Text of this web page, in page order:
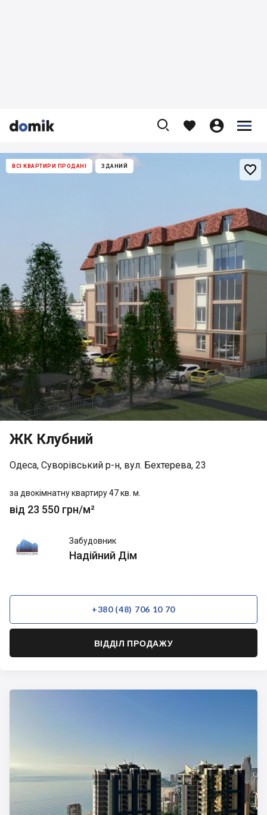


    


ВСІ КВАРТИРИ ПРОДАНІ ЗДАНИЙ 
ЖК Клубний
Одеса, Суворівський р-н, вул. Бехтерева, 23
за двокімнатну квартиру 47 кв. м.
від 23 550 грн/м²
Дім
Забудовник
Надійний Дім
+380 (48) 706 10 70
ВІДДІЛ ПРОДАЖУ